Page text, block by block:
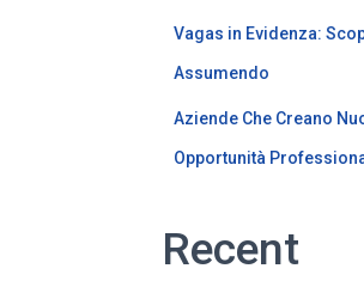
Vagas in Evidenza:
Assumendo
Aziende Che Creano
Opportunità
Recent